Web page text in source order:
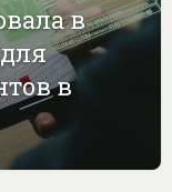
в
в